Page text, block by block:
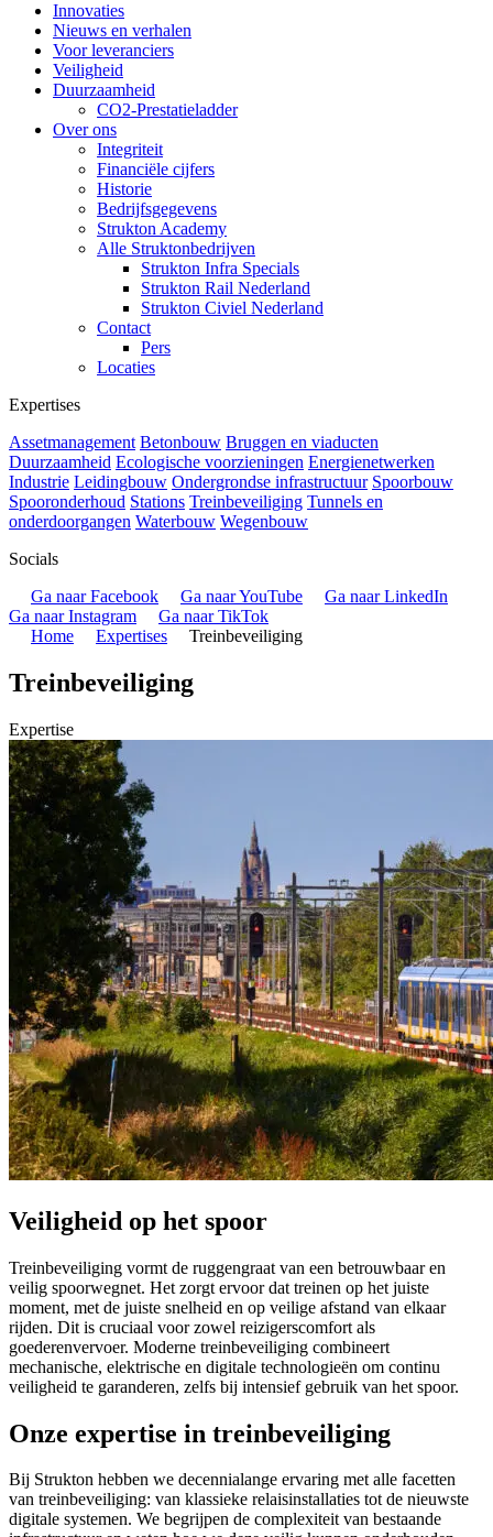
Innovaties
Nieuws en verhalen
Voor leveranciers
Veiligheid
Duurzaamheid
CO2-Prestatieladder
Over ons
Integriteit
Financiële cijfers
Historie
Bedrijfsgegevens
Strukton Academy
Alle Struktonbedrijven
Strukton Infra Specials
Strukton Rail Nederland
Strukton Civiel Nederland
Contact
Pers
Locaties
Expertises
Assetmanagement Betonbouw Bruggen en viaducten
Duurzaamheid Ecologische voorzieningen Energienetwerken
Industrie Leidingbouw Ondergrondse infrastructuur Spoorbouw
Spooronderhoud Stations Treinbeveiliging Tunnels en
onderdoorgangen Waterbouw Wegenbouw
Socials
Ga naar Facebook
Ga naar YouTube
Ga naar LinkedIn
Ga naar Instagram
Ga naar TikTok
Home
Expertises Treinbeveiliging
Treinbeveiliging
Expertise
Veiligheid op het spoor
Treinbeveiliging vormt de ruggengraat van een betrouwbaar en
veilig spoorwegnet. Het zorgt ervoor dat treinen op het juiste
moment, met de juiste snelheid en op veilige afstand van elkaar
rijden. Dit is cruciaal voor zowel reizigerscomfort als
goederenvervoer. Moderne treinbeveiliging combineert
mechanische, elektrische en digitale technologieën om continu
veiligheid te garanderen, zelfs bij intensief gebruik van het spoor.
Onze expertise in treinbeveiliging
Bij Strukton hebben we decennialange ervaring met alle facetten
van treinbeveiliging: van klassieke relaisinstallaties tot de nieuwste
digitale systemen. We begrijpen de complexiteit van bestaande